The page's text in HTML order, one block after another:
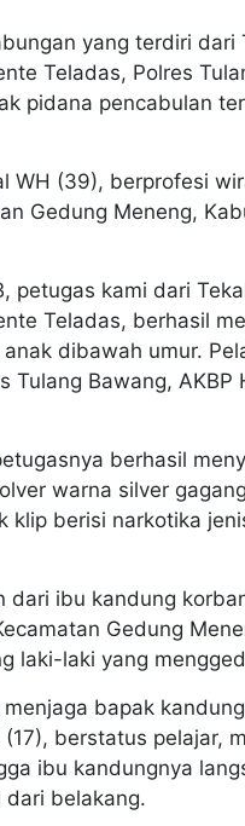
yang terdiri dari
Teladas, Polres
pidana pencabulan
WH (39), berprofesi
Gedung Meneng,
petugas kami dari
Teladas, berhasil
dibawah umur.
Bawang, AKBP
berhasil
warna silver
klip berisi narkotika
dari ibu kandung
Gedung
laki-laki yang
bapak
berstatus pelajar,
ibu kandungnya
dari belakang.